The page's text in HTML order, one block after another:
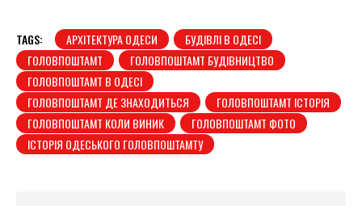
TAGS: АРХІТЕКТУРА ОДЕСИ
БУДІВЛІ В ОДЕСІ
ГОЛОВПОШТАМТ
ГОЛОВПОШТАМТ БУДІВНИЦТВО
ГОЛОВПОШТАМТ В ОДЕСІ
ГОЛОВПОШТАМТ ДЕ ЗНАХОДИТЬСЯ
ГОЛОВПОШТАМТ ІСТОРІЯ
ГОЛОВПОШТАМТ КОЛИ ВИНИК
ГОЛОВПОШТАМТ ФОТО
ІСТОРІЯ ОДЕСЬКОГО ГОЛОВПОШТАМТУ